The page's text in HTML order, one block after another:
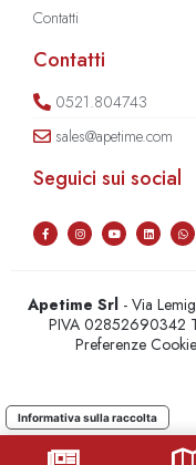
Contatti
Contatti
0521.804743
sales@apetime.com
Seguici sui social
Apetime Srl - Via
PIVA 02852690342
Preferenze Cookie
Informativa sulla raccolta